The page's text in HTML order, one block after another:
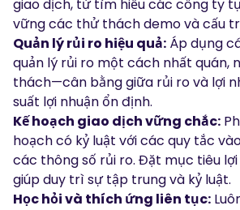
giao dịch, từ tìm hiểu các công ty
vững các thử thách demo và cấu
Quản lý rủi ro hiệu quả: Áp dụng
quản lý rủi ro một cách nhất quán,
thách—cân bằng giữa rủi ro và lợi
suất lợi nhuận ổn định.
Kế hoạch giao dịch vững chắc:
hoạch có kỷ luật với các quy tắc
các thông số rủi ro. Đặt mục tiêu
giúp duy trì sự tập trung và kỷ luật.
Học hỏi và thích ứng liên tục: